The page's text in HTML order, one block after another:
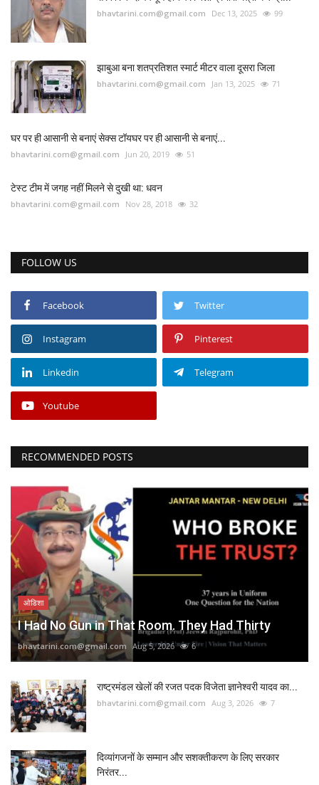
bhavtarini.com@gmail.com Dec 13, 2025 99
झाबुआ बना शतप्रतिशत स्मार्ट मीटर वाला दूसरा जिला
bhavtarini.com@gmail.com Jan 13, 2025 71
घर पर ही आसानी से बनाएं सेक्स टॉयघर पर ही आसानी से बनाएं...
bhavtarini.com@gmail.com Jun 20, 2019 51
टेस्ट टीम में जगह नहीं मिलने से दुखी था: धवन
bhavtarini.com@gmail.com Nov 28, 2018 32
FOLLOW US
Facebook Twitter
Instagram Pinterest
Linkedin Telegram
Youtube
RECOMMENDED POSTS
ओडिशा
I Had No Gun in That Room. They Had Thirty
bhavtarini.com@gmail.com Aug 5, 2026 6
राष्ट्रमंडल खेलों की रजत पदक विजेता ज्ञानेश्वरी यादव का...
bhavtarini.com@gmail.com Aug 3, 2026 7
दिव्यांगजनों के सम्मान और सशक्तीकरण के लिए सरकार
निरंतर...